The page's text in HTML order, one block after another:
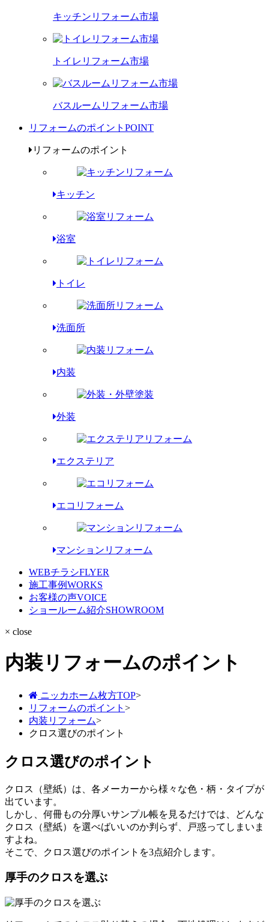
キッチンリフォーム市場
トイレリフォーム市場
バスルームリフォーム市場
リフォームのポイント POINT
リフォームのポイント
キッチン
浴室
トイレ
洗面所
内装
外装
エクステリア
エコリフォーム
マンションリフォーム
WEBチラシFLYER
施工事例WORKS
お客様の声VOICE
ショールーム紹介SHOWROOM
× close
内装リフォームのポイント
ニッカホーム枚方TOP>
リフォームのポイント >
内装リフォーム>
クロス選びのポイント
クロス選びのポイント
クロス（壁紙）は、各メーカーから様々な色・柄・タイプが
出ています。
しかし、何冊もの分厚いサンプル帳を見るだけでは、どんな
クロス（壁紙）を選べばいいのか判らず、戸惑ってしまいま
すよね。
そこで、クロス選びのポイントを3点紹介します。
厚手のクロスを選ぶ